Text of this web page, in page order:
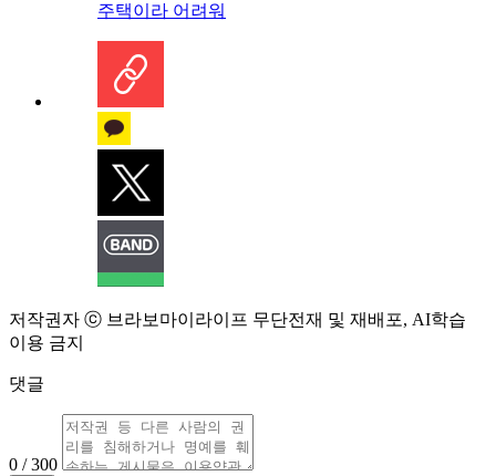
주택이라 어려워
저작권자 ⓒ 브라보마이라이프 무단전재 및 재배포, AI학습
이용 금지
댓글
0 / 300